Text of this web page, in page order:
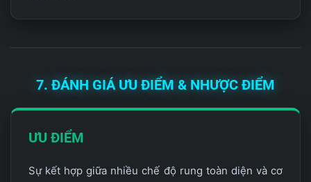
7. ĐÁNH GIÁ ƯU ĐIỂM & NHƯỢC ĐIỂM
ƯU ĐIỂM
Sự kết hợp giữa nhiều chế độ rung toàn diện và cơ